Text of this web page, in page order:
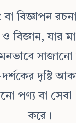
বা বিজ্ঞাপন
বিজ্ঞান, যার
সাজানো
দর্শকের দৃষ্টি
পণ্য বা সেবা
করে।